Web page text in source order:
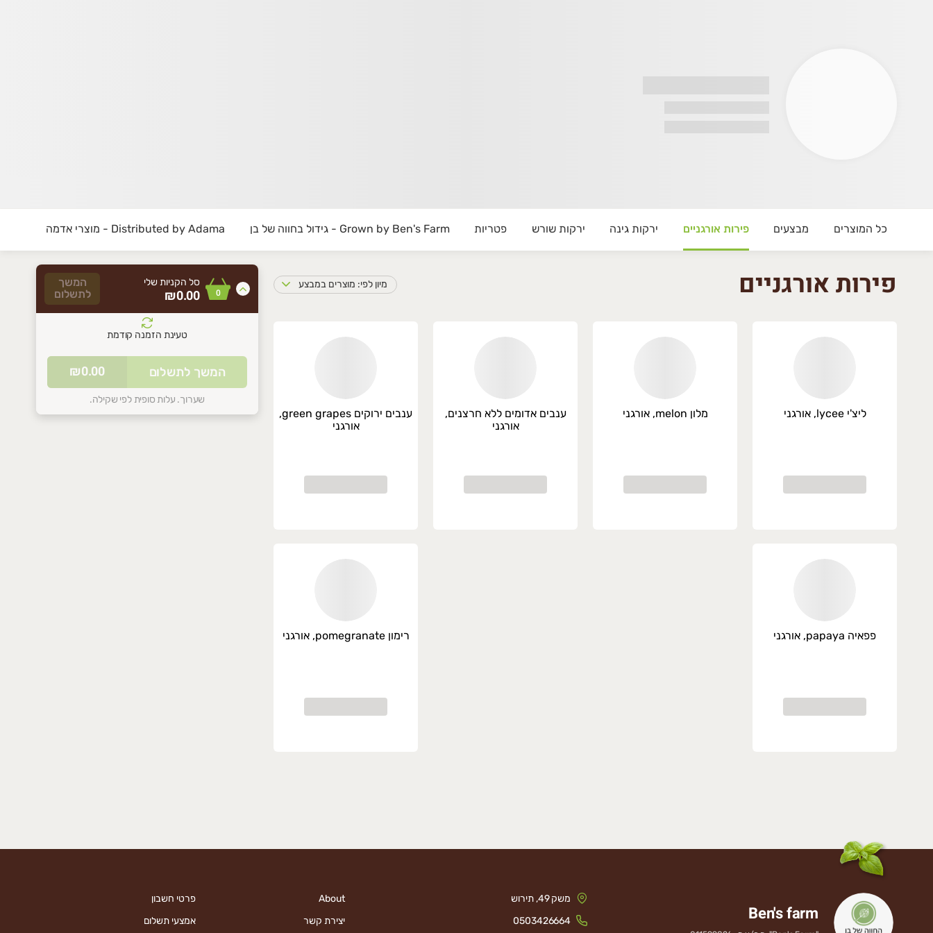
כל המוצרים מבצעים פירות אורגניים ירקות גינה ירקות שורש פטריות Grown by Ben's Farm - גידול בחווה של בן Distributed by Adama - מוצרי אדמה
0
סל הקניות שלי
₪0.00
המשך
לתשלום
טעינת הזמנה קודמת
סל הקניות שלכם ריק
התחילו להוסיף מוצרים
שערוך. עלות סופית לפי שקילה.
המשך לתשלום ₪0.00
פירות אורגניים מיון לפי: מוצרים במבצע
ליצ'י lycee, אורגני מלון melon, אורגני
ענבים אדומים ללא חרצנים,
אורגני
ענבים ירוקים green grapes,
אורגני
פפאיה papaya, אורגני רימון pomegranate, אורגני
Ben's farm
משק 49, תירוש
0503426664
About
יצירת קשר
פרטי חשבון
אמצעי תשלום